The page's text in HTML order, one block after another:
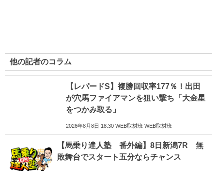
他の記者のコラム
【レパードS】複勝回収率177％！出田
が穴馬ファイアマンを狙い撃ち「大金星
をつかみ取る」
2026年8月8日 18:30 WEB取材班 WEB取材班
【馬乗り達人塾 番外編】8日新潟7R 無
敗舞台でスタート五分ならチャンス